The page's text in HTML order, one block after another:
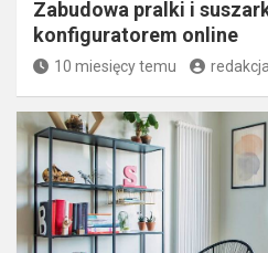
Zabudowa pralki i
konfiguratorem online
10 miesięcy temu redakcja